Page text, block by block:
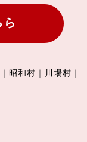
｜ 昭和村 ｜ 川場村 ｜